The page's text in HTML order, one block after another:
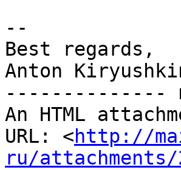
--
Best regards,
Anton
--------------
An HTML
URL: <http://
ru/attachments/